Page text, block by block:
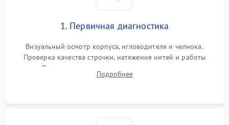
1. Первичная диагностика
Визуальный осмотр корпуса, игловодителя и челнока.
Проверка качества строчки, натяжения нитей и работы
педали. Выявление посторонних стуков, пропусков стежков,
обрывов нити или заклинивания механизмов на тестовом
Подробнее